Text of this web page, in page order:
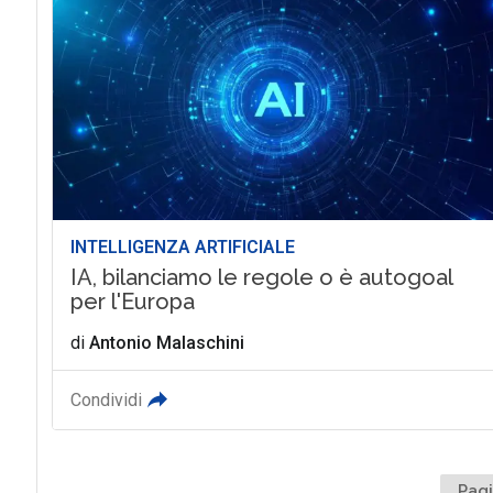
INTELLIGENZA ARTIFICIALE
IA, bilanciamo le regole o è autogoal
per l'Europa
di Antonio Malaschini
Condividi